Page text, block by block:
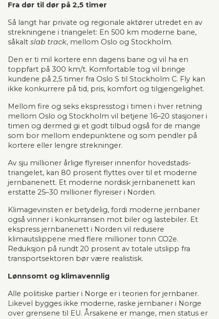
Fra dør til dør på 2,5 timer
Så langt har private og regionale aktører utredet en av
strekningene i triangelet: En 500 km moderne bane,
såkalt slab track, mellom Oslo og Stockholm.
Den er ti mil kortere enn dagens bane og vil ha en
toppfart på 300 km/t. Komfortable tog vil bringe
kundene på 2,5 timer fra Oslo S til Stockholm C. Fly kan
ikke konkurrere på tid, pris, komfort og tilgjengelighet.
Mellom fire og seks ekspresstog i timen i hver retning
mellom Oslo og Stockholm vil betjene 16–20 stasjoner i
timen og dermed gi et godt tilbud også for de mange
som bor mellom endepunktene og som pendler på
kortere eller lengre strekninger.
Av sju millioner årlige flyreiser innenfor hovedstads-
triangelet, kan 80 prosent flyttes over til et moderne
jernbanenett. Et moderne nordisk jernbanenett kan
erstatte 25–30 millioner flyreiser i Norden.
Klimagevinsten er betydelig, fordi moderne jernbaner
også vinner i konkurransen mot biler og lastebiler. Et
ekspress jernbanenett i Norden vil redusere
klimautslippene med flere millioner tonn CO2e.
Reduksjon på rundt 20 prosent av totale utslipp fra
transportsektoren bør være realistisk.
Lønnsomt og klimavennlig
Alle politiske partier i Norge er i teorien for jernbaner.
Likevel bygges ikke moderne, raske jernbaner i Norge
over grensene til EU. Årsakene er mange, men status er